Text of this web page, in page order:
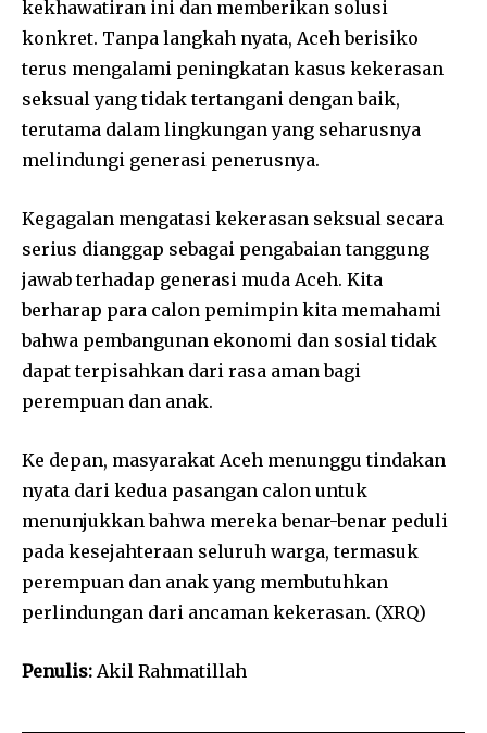
kekhawatiran ini dan memberikan solusi
konkret. Tanpa langkah nyata, Aceh berisiko
terus mengalami peningkatan kasus kekerasan
seksual yang tidak tertangani dengan baik,
terutama dalam lingkungan yang seharusnya
melindungi generasi penerusnya.
Kegagalan mengatasi kekerasan seksual secara
serius dianggap sebagai pengabaian tanggung
jawab terhadap generasi muda Aceh. Kita
berharap para calon pemimpin kita memahami
bahwa pembangunan ekonomi dan sosial tidak
dapat terpisahkan dari rasa aman bagi
perempuan dan anak.
Ke depan, masyarakat Aceh menunggu tindakan
nyata dari kedua pasangan calon untuk
menunjukkan bahwa mereka benar-benar peduli
pada kesejahteraan seluruh warga, termasuk
perempuan dan anak yang membutuhkan
perlindungan dari ancaman kekerasan. (XRQ)
Penulis: Akil Rahmatillah